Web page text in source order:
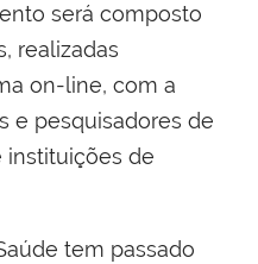
será composto
realizadas
on-line, com a
e pesquisadores de
instituições de
tem passado